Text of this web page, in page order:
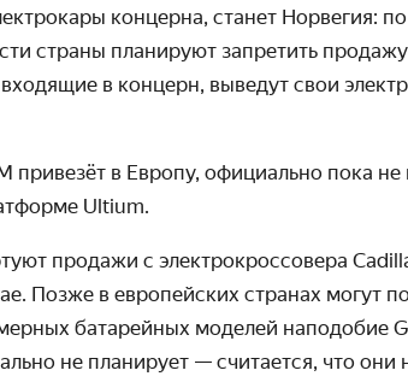
концерна, станет Норвегия:
страны планируют запретить
в концерн, выведут свои
в Европу, официально пока не
Ultium.
продажи с электрокроссовера
Позже в европейских странах могут
батарейных моделей наподобие
не планирует — считается, что